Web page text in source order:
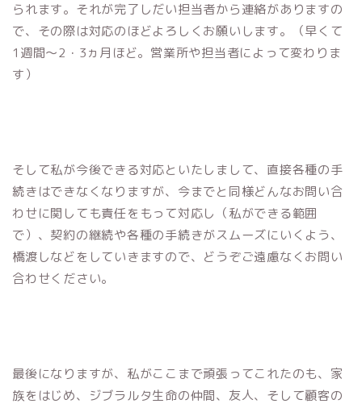
られます。それが完了しだい担当者から連絡がありますの
で、その際は対応のほどよろしくお願いします。（早くて
1週間～2・3ヵ月ほど。営業所や担当者によって変わりま
す）
そして私が今後できる対応といたしまして、直接各種の手
続きはできなくなりますが、今までと同様どんなお問い合
わせに関しても責任をもって対応し（私ができる範囲
で）、契約の継続や各種の手続きがスムーズにいくよう、
橋渡しなどをしていきますので、どうぞご遠慮なくお問い
合わせください。
最後になりますが、私がここまで頑張ってこれたのも、家
族をはじめ、ジブラルタ生命の仲間、友人、そして顧客の